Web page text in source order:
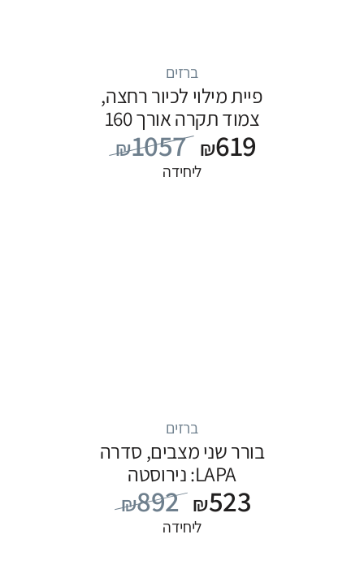
ברזים
פיית מילוי לכיור רחצה,
צמוד תקרה אורך 160
ס”מ, סדרה FLOW: שחור
₪1057 ₪619
ליחידה
ברזים
בורר שני מצבים, סדרה
LAPA: נירוסטה
₪892 ₪523
ליחידה